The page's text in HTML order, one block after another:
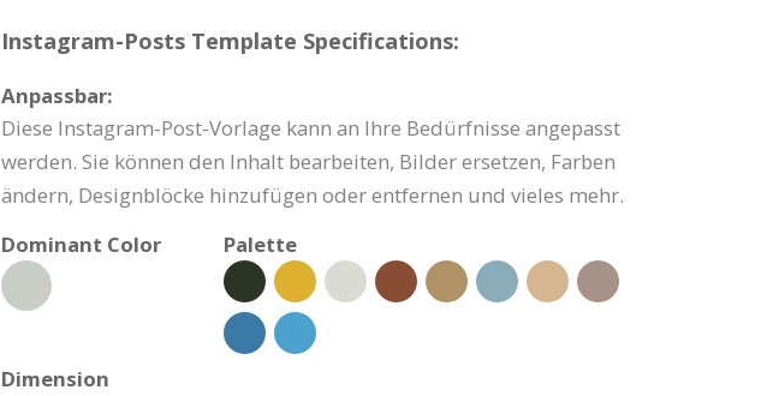
Instagram-Posts Template Specifications:
Anpassbar:
Diese Instagram-Post-Vorlage kann an Ihre Bedürfnisse angepasst
werden. Sie können den Inhalt bearbeiten, Bilder ersetzen, Farben
ändern, Designblöcke hinzufügen oder entfernen und vieles mehr.
Dominant Color
Palette
Dimension